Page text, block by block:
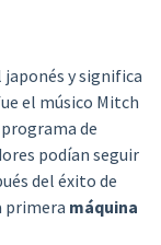
japonés y significa
el músico Mitch
de
podían seguir
del éxito de
primera máquina